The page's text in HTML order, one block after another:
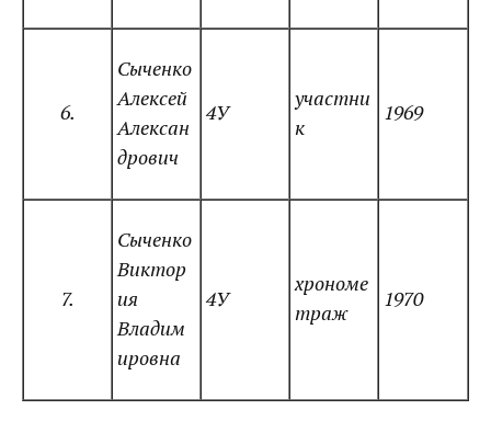
6.
Сыченко
Алексей
Алексан
дрович
4У
участни
к
1969
7.
Сыченко
Виктор
ия
Владим
ировна
4У
хрономе
траж
1970